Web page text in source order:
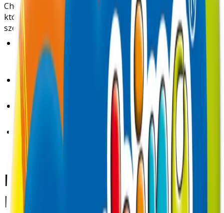
Choć kredki Bambino
to prawdziwa legenda i produkt,
który zna każdy, oferta St. Majewski jest znacznie
szersza. W ich katalogu znajdziemy:
Zeszyty i bloki rysunkowe – w różnych formatach, z
ciekawymi okładkami, często na licencjach (np. Disney,
Marvel).
Farby, plasteliny, pastele– świetne do kreatywnej
zabawy i zajęć plastycznych.
Piórniki, plecaki, artykuły papiernicze – estetyczne
i funkcjonalne, idealne do codziennego użytku.
Nowoczesne kolekcje szkolne– każdego roku
marka wypuszcza nowe linie produktów z aktualnymi
trendami i postaciami z bajek, filmów i gier.
Dlaczego warto wybrać St.
Majewski?